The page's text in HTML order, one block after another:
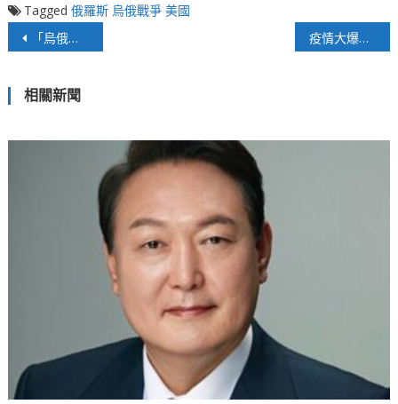
Tagged 俄羅斯 烏俄戰爭 美國
文
導
覽
「烏俄戰爭」中共的挑戰與機遇 疫情大爆發！每日確診創新高，醫療量能堪憂
相關新聞